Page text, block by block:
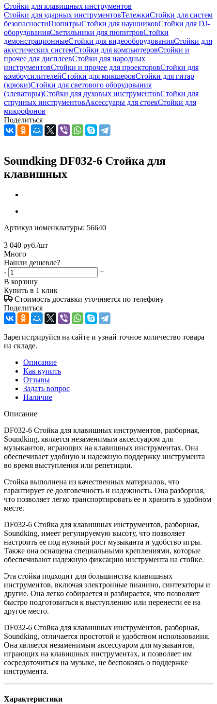
Стойки для клавишных инструментов
Стойки для ударных инструментовТележкиСтойки для систем
безопасностиПюпитрыСтойки для наушниковСтойки для DJ-
оборудованияСветильники для пюпитровСтойки
демонстрационныеСтойки для видеооборудованияСтойки для
акустических системСтойки для компьютеровСтойки и
прочее для дисплеевСтойки для народных
инструментовСтойки и прочее для проекторовСтойки для
комбоусилителейСтойки для микшеровСтойки для гитар
(крюки)Стойки для светового оборудования
(элеваторы)Стойки для духовых инструментовСтойки для
струнных инструментовАксессуары для стоекСтойки для
микрофонов
Поделиться
Soundking DF032-6 Стойка для
клавишных
Артикул номенклатуры: 56640
3 040 руб./шт
Много
Нашли дешевле?
-
+
В корзину
Купить в 1 клик
Стоимость доставки уточняется по телефону
Поделиться
Зарегистрируйся на сайте и узнай точное количество товара
на складе.
Описание
Как купить
Отзывы
Задать вопрос
Наличие
Описание
DF032-6 Стойка для клавишных инструментов, разборная,
Soundking, является незаменимым аксессуаром для
музыкантов, играющих на клавишных инструментах. Она
обеспечивает удобную и надежную поддержку инструмента
во время выступления или репетиции.
Стойка выполнена из качественных материалов, что
гарантирует ее долговечность и надежность. Она разборная,
что позволяет легко транспортировать ее и хранить в удобном
месте.
DF032-6 Стойка для клавишных инструментов, разборная,
Soundking, имеет регулируемую высоту, что позволяет
настроить ее под нужный рост музыканта и удобство игры.
Также она оснащена специальными креплениями, которые
обеспечивают надежную фиксацию инструмента на стойке.
Эта стойка подходит для большинства клавишных
инструментов, включая электронные пианино, синтезаторы и
другие. Она легко собирается и разбирается, что позволяет
быстро подготовиться к выступлению или перенести ее на
другое место.
DF032-6 Стойка для клавишных инструментов, разборная,
Soundking, отличается простотой и удобством использования.
Она является незаменимым аксессуаром для музыкантов,
играющих на клавишных инструментах, и позволяет им
сосредоточиться на музыке, не беспокоясь о поддержке
инструмента.
Характеристики